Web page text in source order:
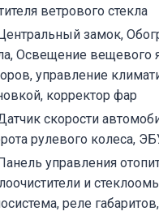
ветрового стекла
замок,
Освещение вещевого
управление
корректор фар
скорости
рулевого колеса,
управления
и
реле